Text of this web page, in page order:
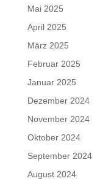
Mai 2025
April 2025
März 2025
Februar 2025
Januar 2025
Dezember 2024
November 2024
Oktober 2024
September 2024
August 2024